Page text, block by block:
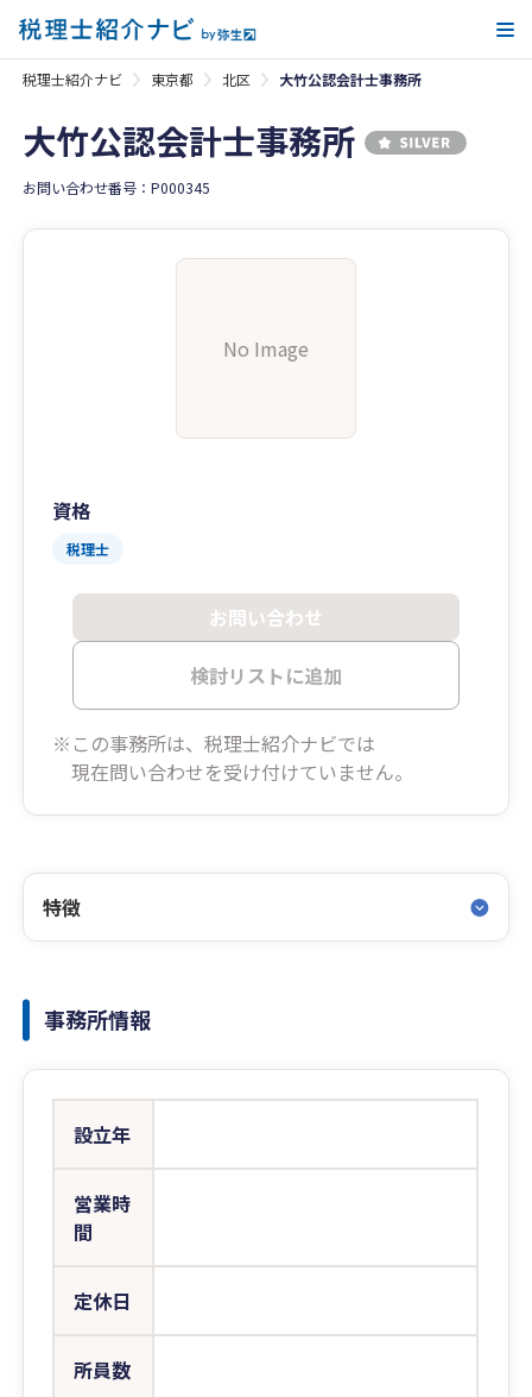
税理士紹介ナビ 東京都 北区 大竹公認会計士事務所
大竹公認会計士事務所
お問い合わせ番号：P000345
No Image
資格
税理士
お問い合わせ
検討リストに追加
※この事務所は、税理士紹介ナビでは
現在問い合わせを受け付けていません。
特徴
事務所情報
設立年
営業時
間
定休日
所員数